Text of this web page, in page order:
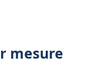
mesure